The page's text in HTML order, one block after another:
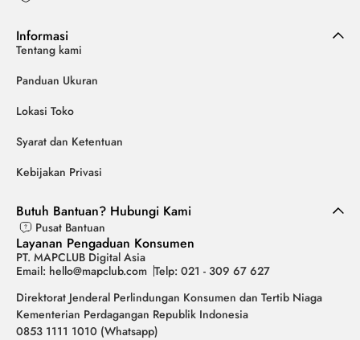
Informasi
Tentang kami
Panduan Ukuran
Lokasi Toko
Syarat dan Ketentuan
Kebijakan Privasi
Butuh Bantuan? Hubungi Kami
Pusat Bantuan
Layanan Pengaduan Konsumen
PT. MAPCLUB Digital Asia
Email: hello@mapclub.com Telp: 021 - 309 67 627
Direktorat Jenderal Perlindungan Konsumen dan Tertib Niaga
Kementerian Perdagangan Republik Indonesia
0853 1111 1010 (Whatsapp)